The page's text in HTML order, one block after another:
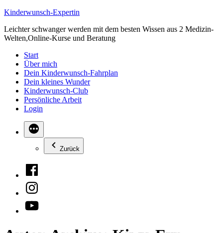
Zum
springen
Kinderwunsch-Expertin
Leichter schwanger werden mit dem besten Wissen aus 2 Medizin-
Welten,Online-Kurse und Beratung
Start
Über mich
Dein Kinderwunsch-Fahrplan
Dein kleines Wunder
Kinderwunsch-Club
Persönliche Arbeit
Login
Zurück
Facebook
Instagram
YouTube